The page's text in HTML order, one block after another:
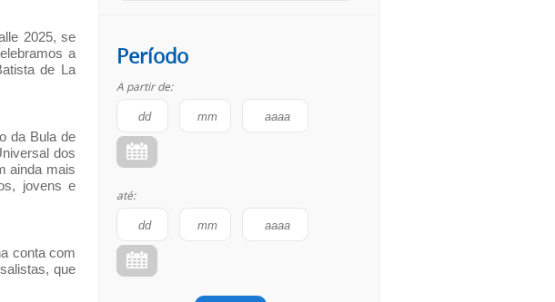
2025, se
a
de La
da Bula de
dos
ainda mais
jovens e
conta com
que
Período
A partir de:
até: